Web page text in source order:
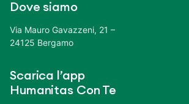
Dove siamo
Via Mauro Gavazzeni, 21 –
24125 Bergamo
Scarica l’app
Humanitas Con Te